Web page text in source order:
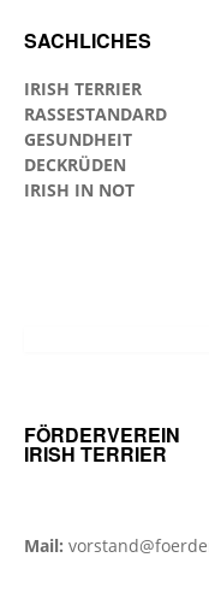
SACHLICHES
IRISH TERRIER
RASSESTANDARD
GESUNDHEIT
DECKRÜDEN
IRISH IN NOT
FÖRDERVEREIN
IRISH TERRIER
Mail: